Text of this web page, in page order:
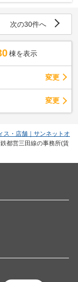
次の30件へ
棟を表示
変更
変更
ス・店舗｜サンネットオ
都営三田線の事務所(賃